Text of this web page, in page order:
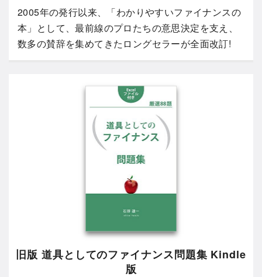
2005年の発行以来、「わかりやすいファイナンスの
本」として、最前線のプロたちの意思決定を支え、
数多の賛辞を集めてきたロングセラーが全面改訂!
旧版 道具としてのファイナンス問題集 Kindle
版